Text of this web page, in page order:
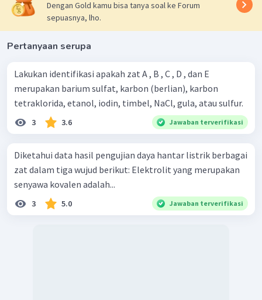
namun larutannya dalam air dapat menghantarkan
listrik adalah senyawa HCl. Senyawa HCl merupakan
dapat menghantarkan listrik saat dalam bentuk
dalam air membentuk ion-ion yang bergerak bebas.
Dengan Gold kamu bisa tanya soal ke Forum
sepuasnya, lho.
Pertanyaan serupa
Lakukan identifikasi apakah zat A , B , C , D , dan E
merupakan barium sulfat, karbon (berlian), karbon
tetraklorida, etanol, iodin, timbel, NaCl, gula, atau sulfur.
3 3.6 Jawaban terverifikasi
Diketahui data hasil pengujian daya hantar listrik berbagai
zat dalam tiga wujud berikut: Elektrolit yang merupakan
senyawa kovalen adalah...
3 5.0 Jawaban terverifikasi